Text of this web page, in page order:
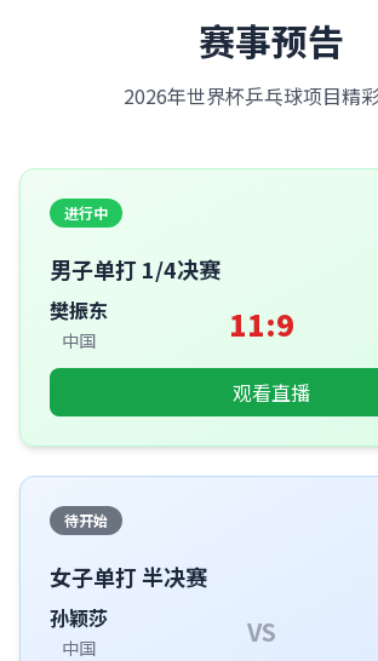
赛事预告
2026年世界杯乒乓球项目精
进行中
男子单打 1/4决赛
樊振东
中国 11:9
观看直播
待开始
女子单打 半决赛
孙颖莎
中国 VS